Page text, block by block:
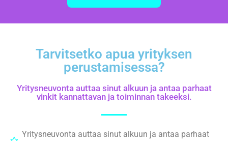
Tarvitsetko apua yrityksen
perustamisessa?
Yritysneuvonta auttaa sinut alkuun ja antaa parhaat
vinkit kannattavan ja toiminnan takeeksi.
Yritysneuvonta auttaa sinut alkuun ja antaa parhaat